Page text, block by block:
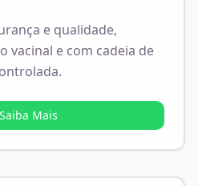
e qualidade,
vacinal e com cadeia de
Saiba Mais